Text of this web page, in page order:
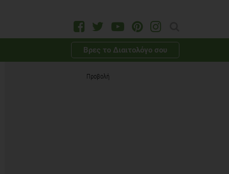
Βρες το Διαιτολόγο σου
Προβολή